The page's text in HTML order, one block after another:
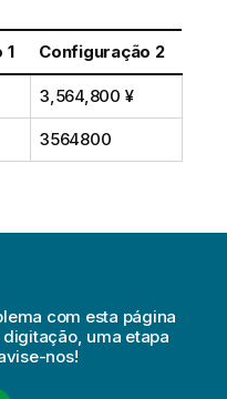
1 Configuração 2
3,564,800 ¥
3564800
com esta página
uma etapa
nos!